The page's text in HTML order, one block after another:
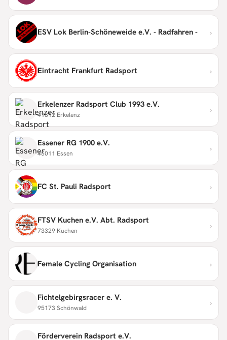
ESV Lok Berlin-Schöneweide e.V. - Radfahren - ›
Eintracht Frankfurt Radsport ›
Erkelenzer Radsport Club 1993 e.V.
41812 Erkelenz ›
Essener RG 1900 e.V.
45011 Essen ›
FC St. Pauli Radsport ›
FTSV Kuchen e.V. Abt. Radsport
73329 Kuchen ›
Female Cycling Organisation ›
Fichtelgebirgsracer e. V.
95173 Schönwald ›
Förderverein Radsport e.V.